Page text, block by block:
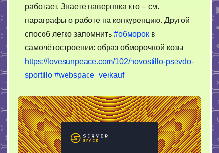
работает. Знаете наверняка кто – см.
параграфы о работе на конкуренцию. Другой
способ легко запомнить #обморок в
самолётостроении: образ обморочной козы
https://lovesunpeace.com/102/novostillo-psevdo-
sportillo #webspace_verkauf